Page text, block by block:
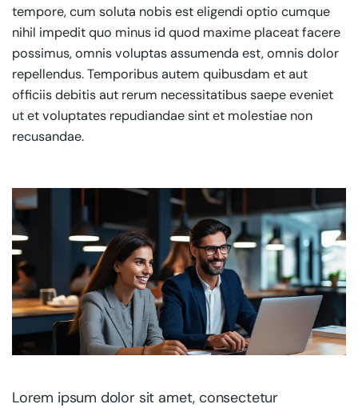
tempore, cum soluta nobis est eligendi optio cumque
nihil impedit quo minus id quod maxime placeat facere
possimus, omnis voluptas assumenda est, omnis dolor
repellendus. Temporibus autem quibusdam et aut
officiis debitis aut rerum necessitatibus saepe eveniet
ut et voluptates repudiandae sint et molestiae non
recusandae.
Lorem ipsum dolor sit amet, consectetur